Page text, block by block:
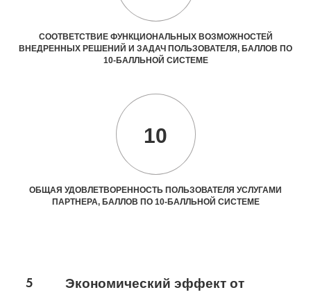
СООТВЕТСТВИЕ ФУНКЦИОНАЛЬНЫХ ВОЗМОЖНОСТЕЙ
ВНЕДРЕННЫХ РЕШЕНИЙ И ЗАДАЧ ПОЛЬЗОВАТЕЛЯ, БАЛЛОВ ПО
10-БАЛЛЬНОЙ СИСТЕМЕ
10
ОБЩАЯ УДОВЛЕТВОРЕННОСТЬ ПОЛЬЗОВАТЕЛЯ УСЛУГАМИ
ПАРТНЕРА, БАЛЛОВ ПО 10-БАЛЛЬНОЙ СИСТЕМЕ
5
Экономический эффект от